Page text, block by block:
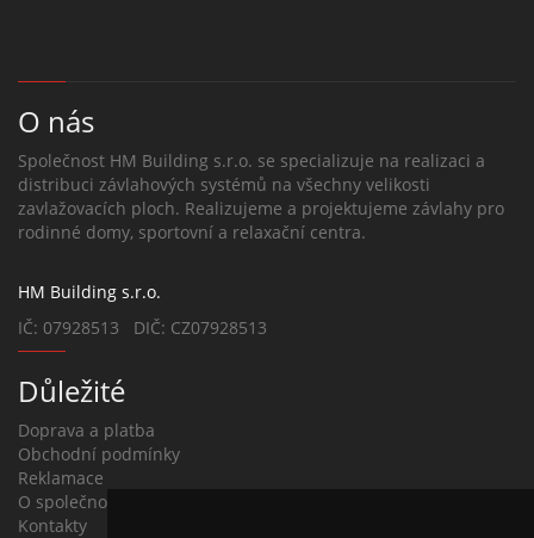
O nás
Společnost HM Building s.r.o. se specializuje na realizaci a
distribuci závlahových systémů na všechny velikosti
zavlažovacích ploch. Realizujeme a projektujeme závlahy pro
rodinné domy, sportovní a relaxační centra.
HM Building s.r.o.
IČ: 07928513 DIČ: CZ07928513
Důležité
Doprava a platba
Obchodní podmínky
Reklamace
O společnosti
Kontakty